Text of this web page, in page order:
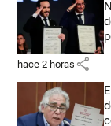
hace 2 horas share